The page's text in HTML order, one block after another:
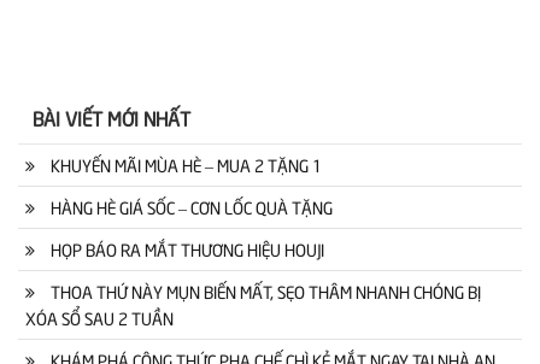
BÀI VIẾT MỚI NHẤT
KHUYẾN MÃI MÙA HÈ – MUA 2 TẶNG 1
HÀNG HÈ GIÁ SỐC – CƠN LỐC QUÀ TẶNG
HỌP BÁO RA MẮT THƯƠNG HIỆU HOUJI
THOA THỨ NÀY MỤN BIẾN MẤT, SẸO THÂM NHANH CHÓNG BỊ
XÓA SỔ SAU 2 TUẦN